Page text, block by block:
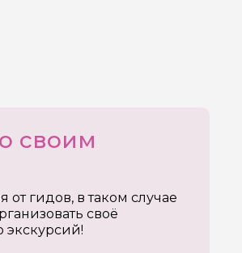
своим
гидов, в таком случае
своё
экскурсий!